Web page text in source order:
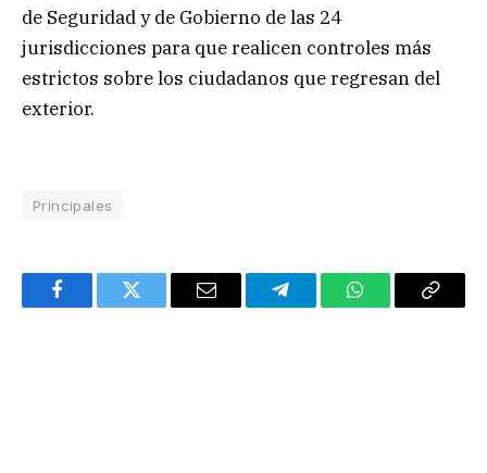
de Seguridad y de Gobierno de las 24
jurisdicciones para que realicen controles más
estrictos sobre los ciudadanos que regresan del
exterior.
Principales
FacebookTwitter Email TelegramWhatsAppCopy